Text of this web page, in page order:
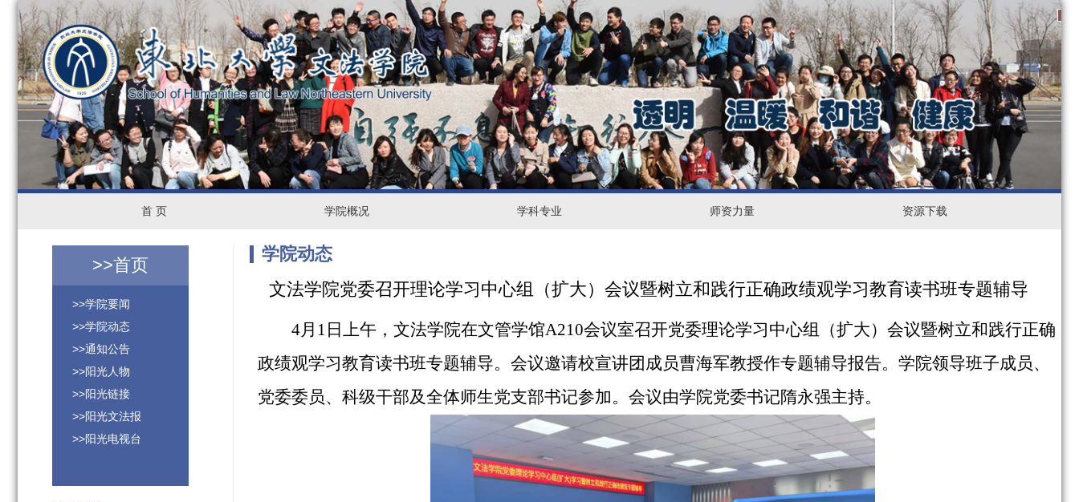
首 页
页
学院概况
院
学科专业
专
业
师资力量
力
量
资源下载
下
>>首页
>>学院要闻
>>学院动态
>>通知公告
>>阳光人物
>>阳光链接
>>阳光文法报
>>阳光电视台
学院动态
文法学院党委召开理论学习中心组（扩大）会议暨树立和践行正确政绩观学习教育读书班专题辅导
4月 1 日上午，文法学院在文管学馆A210会议室召开党委理论学习中心组（扩大）会议暨树立和践行正确
政绩观学习教育读书班专题辅导。会议邀请校宣讲团成员曹海军教授作专题辅导报告。学院领导班子成员、
党委委员、科级干部及全体师生党支部书记参加。会议由学院党委书记隋永强主持。